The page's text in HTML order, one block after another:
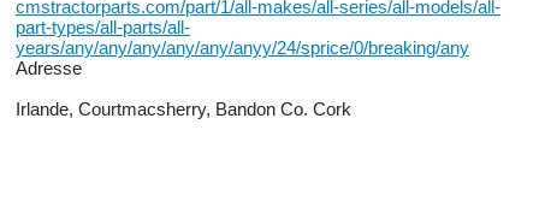
cmstractorparts.com/part/1/all-makes/all-series/all-models/all-
part-types/all-parts/all-
years/any/any/any/any/any/anyy/24/sprice/0/breaking/any
Adresse
Irlande, Courtmacsherry, Bandon Co. Cork